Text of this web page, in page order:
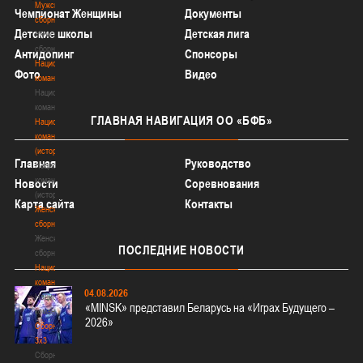
Мужские
сборные
Мужские
сборные
Национальная
команда
Национальная
команда
Национальная
команда
(история)
Национальная
команда
(история)
Женские
сборные
Женские
сборные
Национальная
команда
Национальная
команда
Сборные
3х3
Сборные
Чемпионат Женщины
Документы
Детские школы
Детская лига
Антидопинг
Спонсоры
Фото
Видео
ГЛАВНАЯ НАВИГАЦИЯ ОО «БФБ»
Главная
Руководство
Новости
Соревнования
Карта сайта
Контакты
ПОСЛЕДНИЕ НОВОСТИ
04.08.2026
«MINSK» представил Беларусь на «Играх Будущего –
2026»